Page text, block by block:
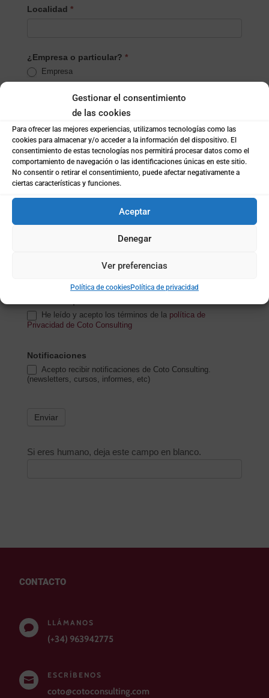
Gestionar el consentimiento
de las cookies
Para ofrecer las mejores experiencias, utilizamos tecnologías como las
cookies para almacenar y/o acceder a la información del dispositivo. El
consentimiento de estas tecnologías nos permitirá procesar datos como el
comportamiento de navegación o las identificaciones únicas en este sitio.
No consentir o retirar el consentimiento, puede afectar negativamente a
ciertas características y funciones.
Aceptar
Denegar
Ver preferencias
Política de cookiesPolítica de privacidad
Localidad *
¿Empresa o particular? *
Empresa
Nombre de la empresa*
Subida de archivo (opcional)
He leído y acepto los términos de la política de
Privacidad de Coto Consulting
Notificaciones
Acepto recibir notificaciones de Coto Consulting.
(newsletters, cursos, informes, etc)
Enviar
Si eres humano, deja este campo en blanco.
CONTACTO

LLÁMANOS
(+34) 963942775

ESCRÍBENOS
coto@cotoconsulting.com